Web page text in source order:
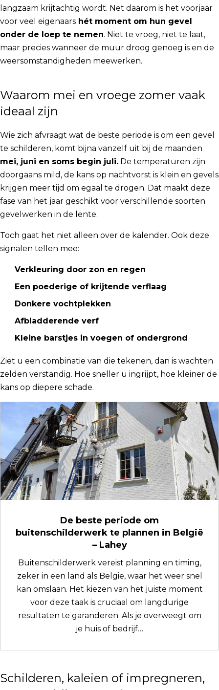
langzaam krijtachtig wordt. Net daarom is het voorjaar
voor veel eigenaars hét moment om hun gevel
onder de loep te nemen. Niet te vroeg, niet te laat,
maar precies wanneer de muur droog genoeg is en de
weersomstandigheden meewerken.
Waarom mei en vroege zomer vaak
ideaal zijn
Wie zich afvraagt wat de beste periode is om een gevel
te schilderen, komt bijna vanzelf uit bij de maanden
mei, juni en soms begin juli. De temperaturen zijn
doorgaans mild, de kans op nachtvorst is klein en gevels
krijgen meer tijd om egaal te drogen. Dat maakt deze
fase van het jaar geschikt voor verschillende soorten
gevelwerken in de lente.
Toch gaat het niet alleen over de kalender. Ook deze
signalen tellen mee:
Verkleuring door zon en regen
Een poederige of krijtende verflaag
Donkere vochtplekken
Afbladderende verf
Kleine barstjes in voegen of ondergrond
Ziet u een combinatie van die tekenen, dan is wachten
zelden verstandig. Hoe sneller u ingrijpt, hoe kleiner de
kans op diepere schade.
De beste periode om
buitenschilderwerk te plannen in België
– Lahey
Buitenschilderwerk vereist planning en timing,
zeker in een land als België, waar het weer snel
kan omslaan. Het kiezen van het juiste moment
voor deze taak is cruciaal om langdurige
resultaten te garanderen. Als je overweegt om
je huis of bedrijf…
Schilderen, kaleien of impregneren,